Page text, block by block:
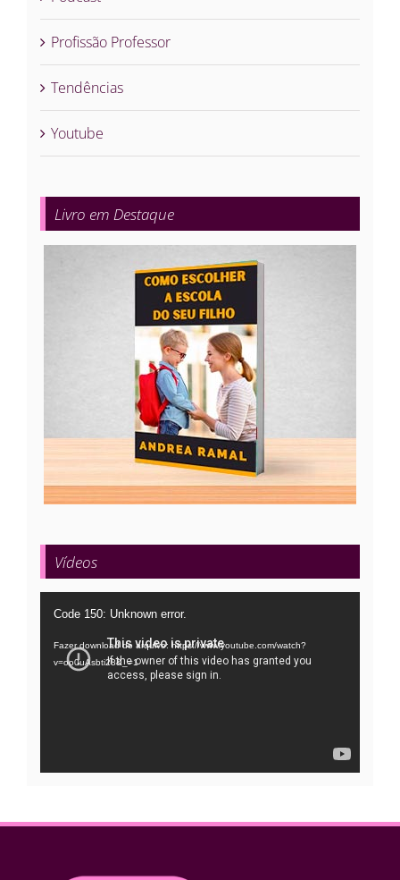
Profissão Professor
Tendências
Youtube
Livro em Destaque
Vídeos
Tocador
vídeo
Code 150: Unknown error.
Fazer download do arquivo: https://www.youtube.com/watch?
v=oo0uAsbti28&_=1